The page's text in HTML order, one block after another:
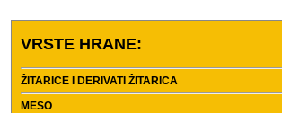
VRSTE HRANE:
ŽITARICE I DERIVATI ŽITARICA
MESO